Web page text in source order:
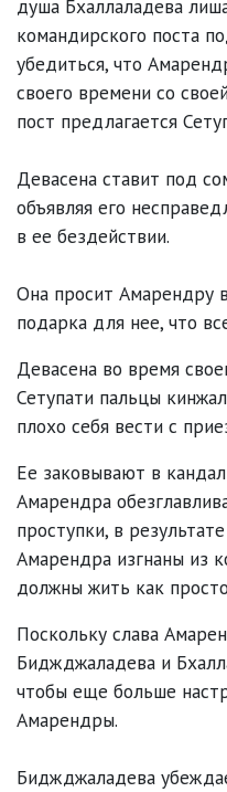
душа Бхаллаладева
командирского поста
убедиться, что
своего времени со
пост предлагается
Девасена ставит под
объявляя его
в ее бездействии.
Она просит Амарендру
подарка для нее, что
Девасена во время
Сетупати пальцы
плохо себя вести с
Ее заковывают в
Амарендра
проступки, в
Амарендра изгнаны из
должны жить как
Поскольку слава
Биджджаладева и
чтобы еще больше
Амарендры.
Биджджаладева